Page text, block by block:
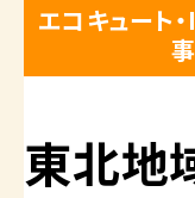
エコキュート
東北地